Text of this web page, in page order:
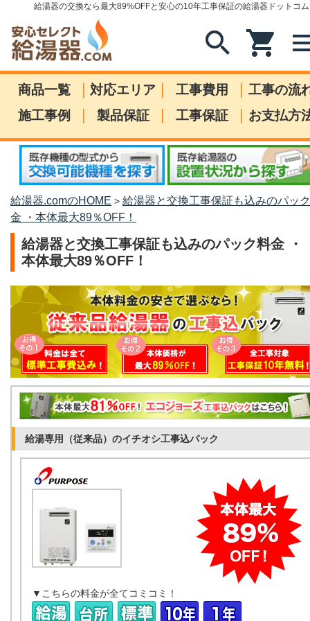
給湯器の交換なら最大89%OFFと安心の10年工事保証の給湯器ドットコム
search shopping_cart
商品一覧 | 対応エリア | 工事費用 | 工事の流
施工事例
| 製品保証 | 工事保証 | お支払方
給湯器.comのHOME > 給湯器と交換工事保証も込みのパッ
金 ・本体最大89％OFF！
給湯器と交換工事保証も込みのパック料金 ・
本体最大89％OFF！
給湯専用（従来品）のイチオシ工事込パック
▼こちらの料金が全てコミコミ！